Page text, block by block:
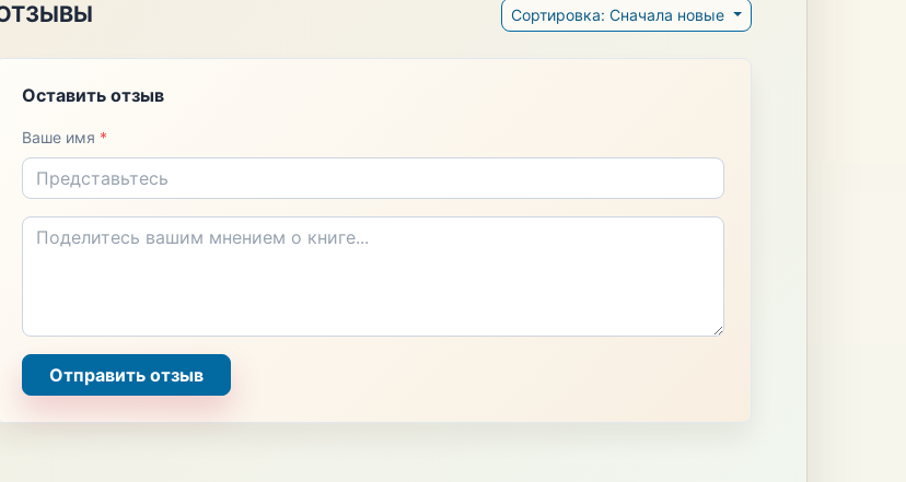
Сортировка: Сначала новые
Оставить отзыв
Ваше имя *
Отправить отзыв